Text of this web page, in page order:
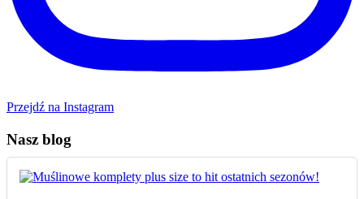
Przejdź na Instagram
Nasz blog